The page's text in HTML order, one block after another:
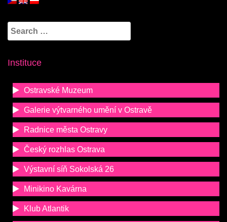
Search
for:
Instituce
Ostravské Muzeum
Galerie výtvarného umění v Ostravě
Radnice města Ostravy
Český rozhlas Ostrava
Výstavní síň Sokolská 26
Minikino Kavárna
Klub Atlantik